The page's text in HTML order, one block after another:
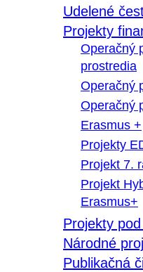
Udelené
Projekty
Operačný
prostredia
Operačný
Operačný
Erasmus +
Projekty
Projekt 7.
Projekt
Erasmus+
Projekty
Národné
Publikačná